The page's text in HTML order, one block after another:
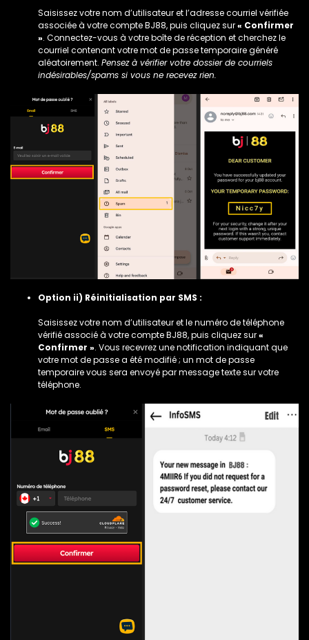
Saisissez votre nom d’utilisateur et l’adresse courriel vérifiée
associée à votre compte BJ88, puis cliquez sur« Confirmer
». Connectez-vous à votre boîte de réception et cherchez le
courriel contenant votre mot de passe temporaire généré
aléatoirement. Pensez à vérifier votre dossier de courriels
indésirables/spams si vous ne recevez rien.
Option ii) Réinitialisation par SMS :
Saisissez votre nom d’utilisateur et le numéro de téléphone
vérifié associé à votre compte BJ88, puis cliquez sur«
Confirmer ». Vous recevrez une notification indiquant que
votre mot de passe a été modifié ; un mot de passe
temporaire vous sera envoyé par message texte sur votre
téléphone.